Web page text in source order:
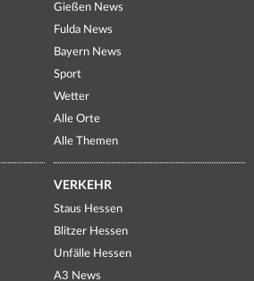
Gießen News
Fulda News
Bayern News
Sport
Wetter
Alle Orte
Alle Themen
VERKEHR
Staus Hessen
Blitzer Hessen
Unfälle Hessen
A3 News